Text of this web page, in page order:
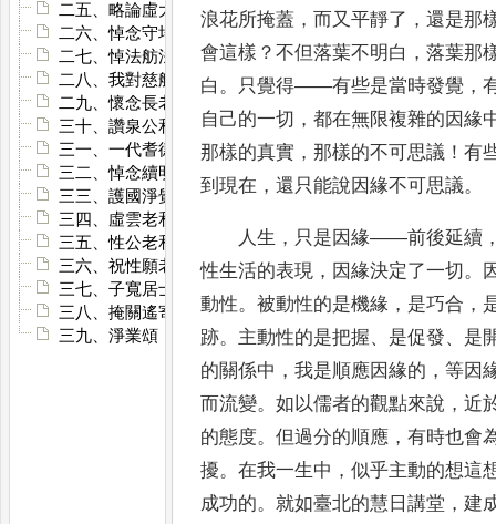
二五、略論虛大師的菩薩心行
二六、悼念守培上人
二七、悼法舫法師
二八、我對慈航法師的哀思
二九、懷念長老、想起佛教
三十、讚泉公和尚之功德
三一、一代耆德邈兮難尋
三二、悼念續明法師
三三、護國淨覺輔教大師章嘉呼圖克圖舍利塔碑記
三四、虛雲老和尚舍利塔碑銘
三五、性公老和尚舍利塔四眾海會塔記
三六、祝性願老法師七秩大壽
三七、子寬居士八十壽序
三八、掩關遙寄
三九、淨業頌
浪花所掩蓋 ，而又平靜了 ，還是那
會這樣 ？不但落葉不明白 ，落葉那
白 。 只覺得——有些是當時發覺 ，
自己的一切 ，都在無限複雜的因緣
那樣的真實 ，那樣的不可思議 ！有
到現在 ，還只能說因緣不可思議。
人生 ， 只是因緣——前後延續
性生活的表現 ， 因緣決定了一切 。
動性。被動性的是機緣 ， 是巧合 ，
跡。 主動性的是把握、 是促發、 是
的關係中 ，我是順應因緣的 ，等因
而流變。如以儒者的觀點來說 ，近
的態度。但過分的順應 ，有時也會
擾。在我一生中 ，似乎主動的想這
成功的。 就如臺北的慧日講堂 ，建